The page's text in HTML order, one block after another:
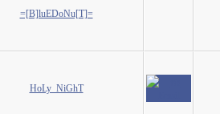
=[B]luEDoNu[T]=
HoLy_NiGhT